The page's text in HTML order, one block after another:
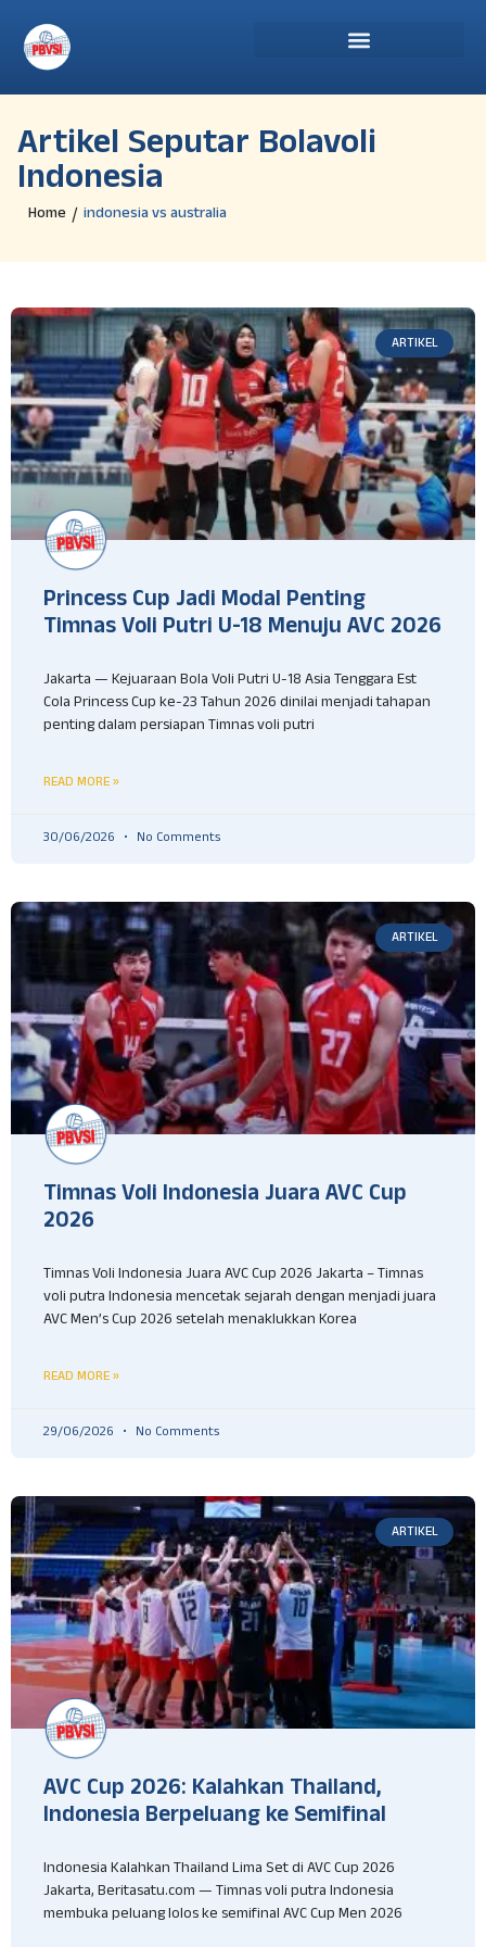
Artikel Seputar Bolavoli
Indonesia
Home / indonesia vs australia
ARTIKEL
Princess Cup Jadi Modal Penting
Timnas Voli Putri U-18 Menuju AVC 2026
Jakarta — Kejuaraan Bola Voli Putri U-18 Asia Tenggara Est
Cola Princess Cup ke-23 Tahun 2026 dinilai menjadi tahapan
penting dalam persiapan Timnas voli putri
READ MORE »
30/06/2026 No Comments
ARTIKEL
Timnas Voli Indonesia Juara AVC Cup
2026
Timnas Voli Indonesia Juara AVC Cup 2026 Jakarta – Timnas
voli putra Indonesia mencetak sejarah dengan menjadi juara
AVC Men’s Cup 2026 setelah menaklukkan Korea
READ MORE »
29/06/2026 No Comments
ARTIKEL
AVC Cup 2026: Kalahkan Thailand,
Indonesia Berpeluang ke Semifinal
Indonesia Kalahkan Thailand Lima Set di AVC Cup 2026
Jakarta, Beritasatu.com — Timnas voli putra Indonesia
membuka peluang lolos ke semifinal AVC Cup Men 2026